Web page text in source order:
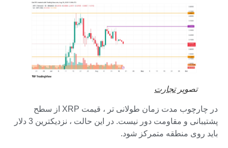
تصویرتجارت
در چارچوب مدت زمان طولانی تر ، قیمت XRP از سطح
پشتیبانی و مقاومت دور نیست. در این حالت ، نزدیکترین 3 دلار
باید روی منطقه متمرکز شود.